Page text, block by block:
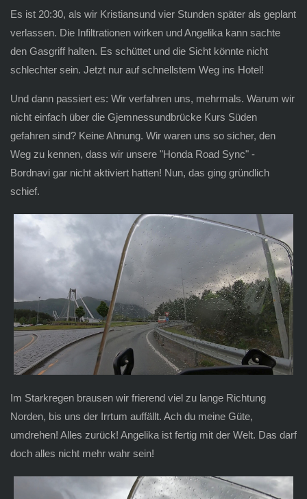
Es ist 20:30, als wir Kristiansund vier Stunden später als geplant
verlassen. Die Infiltrationen wirken und Angelika kann sachte
den Gasgriff halten. Es schüttet und die Sicht könnte nicht
schlechter sein. Jetzt nur auf schnellstem Weg ins Hotel!
Und dann passiert es: Wir verfahren uns, mehrmals. Warum wir
nicht einfach über die Gjemnessundbrücke Kurs Süden
gefahren sind? Keine Ahnung. Wir waren uns so sicher, den
Weg zu kennen, dass wir unsere "Honda Road Sync" -
Bordnavi gar nicht aktiviert hatten! Nun, das ging gründlich
schief.
Im Starkregen brausen wir frierend viel zu lange Richtung
Norden, bis uns der Irrtum auffällt. Ach du meine Güte,
umdrehen! Alles zurück! Angelika ist fertig mit der Welt. Das darf
doch alles nicht mehr wahr sein!